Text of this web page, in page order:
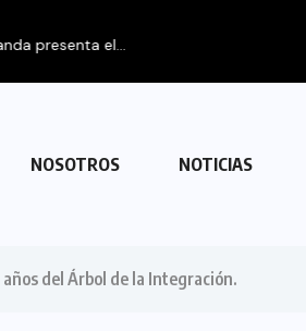
NOSOTROS NOTICIAS
del Árbol de la Integración.